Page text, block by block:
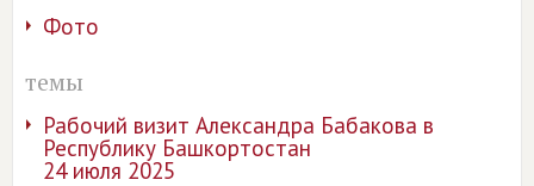
Фото
темы
Рабочий визит Александра Бабакова в
Республику Башкортостан
24 июля 2025